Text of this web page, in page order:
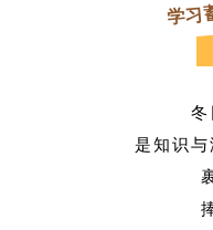
学习
冬
是知识